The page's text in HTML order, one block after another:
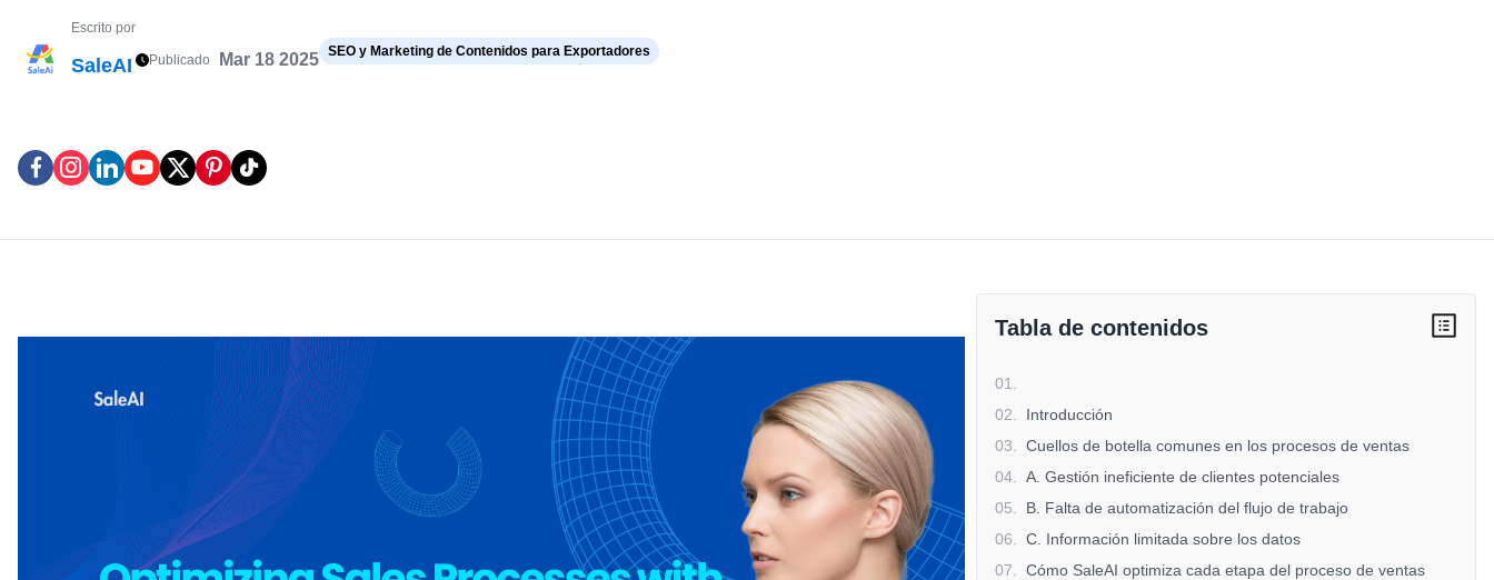
Escrito por
SaleAI Publicado Mar 18 2025 SEO y Marketing de Contenidos para Exportadores
Tabla de contenidos
01
02
Introducción
03
Cuellos de botella comunes en los procesos de ventas
04
A. Gestión ineficiente de clientes potenciales
05
B. Falta de automatización del flujo de trabajo
06
C. Información limitada sobre los datos
07
Cómo SaleAI optimiza cada etapa del proceso de ventas